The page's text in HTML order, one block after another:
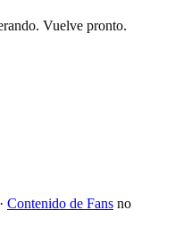
Vuelve pronto.
· Contenido de Fans no